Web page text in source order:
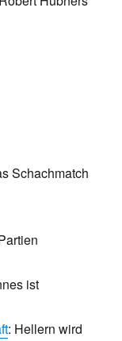
Schachmatch
ist
: Hellern wird